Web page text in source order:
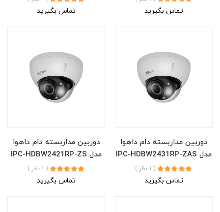
تماس بگیرید تماس بگیرید
دوربین مداربسته دام داهوا
مدل IPC-HDBW2431RP-ZAS
( 1 نظر )
تماس بگیرید
دوربین مداربسته دام داهوا
مدل IPC-HDBW2421RP-ZS
( 1 نظر )
تماس بگیرید